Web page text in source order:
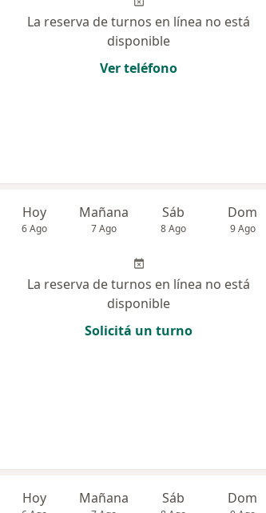
La reserva de turnos en línea no está
disponible
Ver teléfono
Hoy
6 Ago
Mañana
7 Ago
Sáb
8 Ago
Dom
9 Ago
La reserva de turnos en línea no está
disponible
Solicitá un turno
Hoy Mañana Sáb Dom